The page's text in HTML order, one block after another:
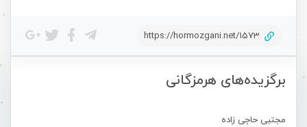
برگزیده‌های هرمزگانی
مجتبی حاجی زاده
https://hormozgani.net/1573